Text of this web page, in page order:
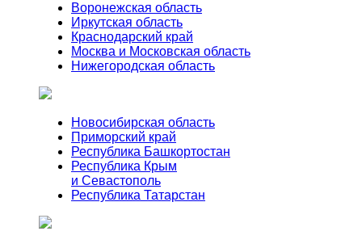
Воронежская область
Иркутская область
Краснодарский край
Москва и Московская область
Нижегородская область
Новосибирская область
Приморский край
Республика Башкортостан
Республика Крым
и Севастополь
Республика Татарстан